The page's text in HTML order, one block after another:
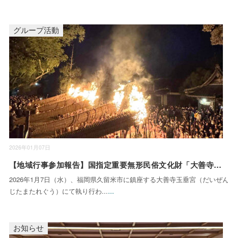
2026年01月07日
グループ活動
【地域行事参加報告】国指定重要無形民俗文化財「大善寺玉垂宮 鬼夜」に参加しました
2026年1月7日（水）、福岡県久留米市に鎮座する大善寺玉垂宮（だいぜ
じたまたれぐう）にて執り行わ......
お知らせ